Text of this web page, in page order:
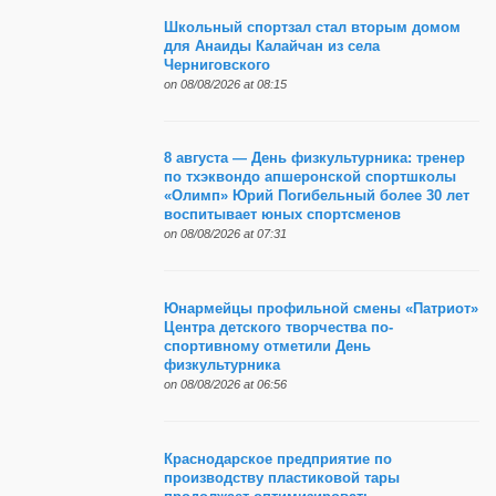
Школьный спортзал стал вторым домом
для Анаиды Калайчан из села
Черниговского
on 08/08/2026 at 08:15
8 августа — День физкультурника: тренер
по тхэквондо апшеронской спортшколы
«Олимп» Юрий Погибельный более 30 лет
воспитывает юных спортсменов
on 08/08/2026 at 07:31
Юнармейцы профильной смены «Патриот»
Центра детского творчества по-
спортивному отметили День
физкультурника
on 08/08/2026 at 06:56
Краснодарское предприятие по
производству пластиковой тары